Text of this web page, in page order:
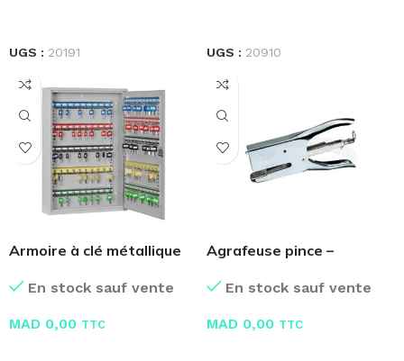
UGS : 20191 UGS : 20910
Armoire à clé métallique
En stock sauf vente
MAD 0,00 TTC
Agrafeuse pince –
En stock sauf vente
MAD 0,00 TTC